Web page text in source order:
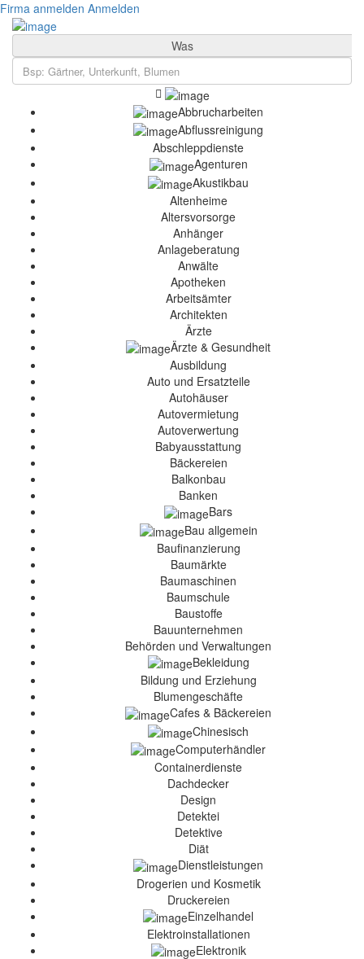
Firma anmelden Anmelden
Was
Abbrucharbeiten
Abflussreinigung
Abschleppdienste
Agenturen
Akustikbau
Altenheime
Altersvorsorge
Anhänger
Anlageberatung
Anwälte
Apotheken
Arbeitsämter
Architekten
Ärzte
Ärzte & Gesundheit
Ausbildung
Auto und Ersatzteile
Autohäuser
Autovermietung
Autoverwertung
Babyausstattung
Bäckereien
Balkonbau
Banken
Bars
Bau allgemein
Baufinanzierung
Baumärkte
Baumaschinen
Baumschule
Baustoffe
Bauunternehmen
Behörden und Verwaltungen
Bekleidung
Bildung und Erziehung
Blumengeschäfte
Cafes & Bäckereien
Chinesisch
Computerhändler
Containerdienste
Dachdecker
Design
Detektei
Detektive
Diät
Dienstleistungen
Drogerien und Kosmetik
Druckereien
Einzelhandel
Elektroinstallationen
Elektronik